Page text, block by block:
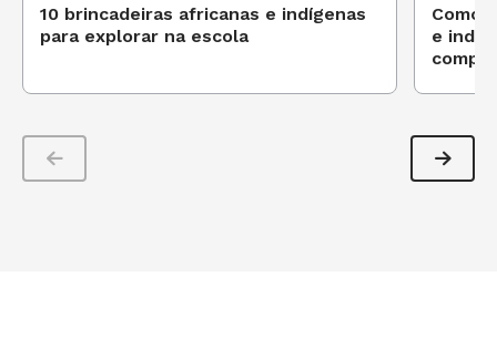
10 brincadeiras africanas e indígenas
para explorar na escola
Como
e